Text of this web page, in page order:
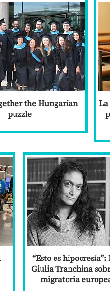
the Hungarian
puzzle
La
“Esto es
Giulia Tranchina
migratoria